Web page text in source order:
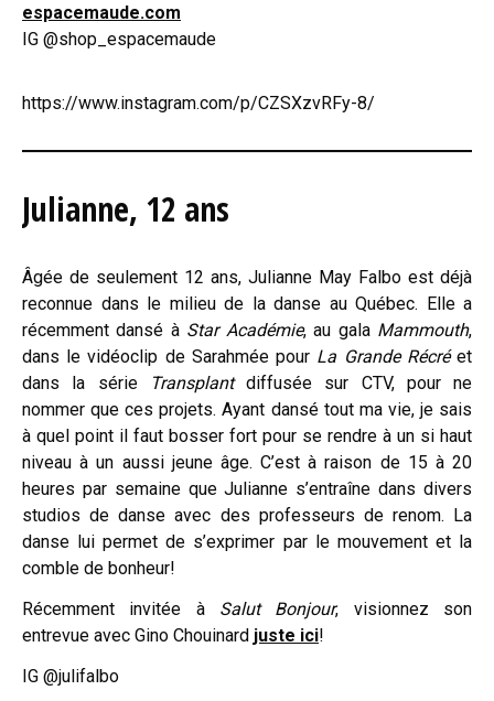
espacemaude.com
IG @shop_espacemaude
https://www.instagram.com/p/CZSXzvRFy-8/
Julianne, 12 ans
Âgée de seulement 12 ans, Julianne May Falbo est déjà
reconnue dans le milieu de la danse au Québec. Elle a
récemment dansé à Star Académie, au gala Mammouth,
dans le vidéoclip de Sarahmée pour La Grande Récréet
dans la série
Transplantdiffusée sur CTV, pour ne
nommer que ces projets. Ayant dansé tout ma vie, je sais
à quel point il faut bosser fort pour se rendre à un si haut
niveau à un aussi jeune âge. C’est à raison de 15 à 20
heures par semaine que Julianne s’entraîne dans divers
studios de danse avec des professeurs de renom. La
danse lui permet de s’exprimer par le mouvement et la
comble de bonheur!
Récemment invitée à Salut Bonjour, visionnez son
entrevue avec Gino Chouinard juste ici!
IG @julifalbo